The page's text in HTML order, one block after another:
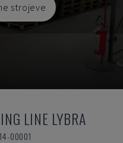
strojeve
LINE LYBRA
00001